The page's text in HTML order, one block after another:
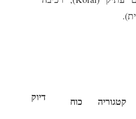
קטגוריה כוח דיוק